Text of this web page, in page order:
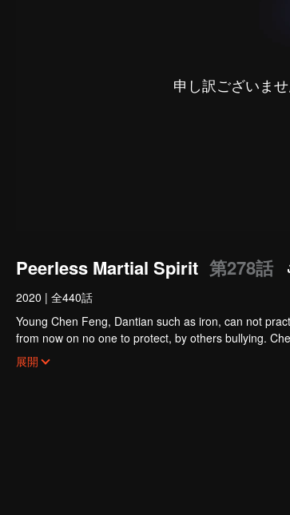
申し訳ございま
Peerless Martial Spirit 第278話
2020 | 全440話
Young Chen Feng, Dantian such as iron, can not
from now on no one to protect, by others bullying.
the master left the supreme dragon blood,
the master and become the strong.
展開